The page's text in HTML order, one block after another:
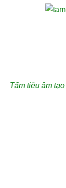
Tấm tiêu âm